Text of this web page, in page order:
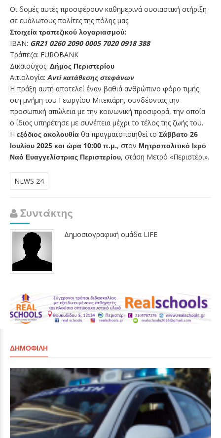
Οι δομές αυτές προσφέρουν καθημερινά ουσιαστική στήριξη
σε ευάλωτους πολίτες της πόλης μας.
Στοιχεία τραπεζικού λογαριασμού:
IBAN: GR21 0260 2090 0005 7020 0918 388
Τράπεζα: EUROBANK
Δικαιούχος: Δήμος Περιστερίου
Αιτιολογία: Αντί κατάθεσης στεφάνων
Η πράξη αυτή αποτελεί έναν βαθιά ανθρώπινο φόρο τιμής
στη μνήμη του Γεωργίου Μπεκιάρη, συνδέοντας την
προσωπική απώλεια με την κοινωνική προσφορά, την οποία
ο ίδιος υπηρέτησε με συνέπεια μέχρι το τέλος της ζωής του.
Η εξόδιος ακολουθία θα πραγματοποιηθεί το Σάββατο 26
Ιουλίου 2025 και ώρα 10:00 π.μ., στον Μητροπολιτικό Ιερό
Ναό Ευαγγελίστριας Περιστερίου, στάση Μετρό «Περιστέρι».
NEWS 24
Συντάκτης
Δημοσιογραφική ομάδα LIFE
ΔΗΜΟΦΙΛΉ